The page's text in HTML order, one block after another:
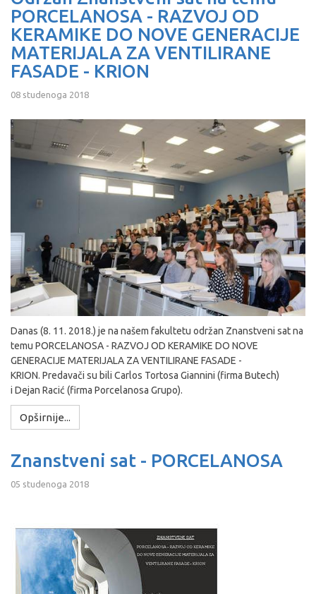
PORCELANOSA - RAZVOJ OD
KERAMIKE DO NOVE GENERACIJE
MATERIJALA ZA VENTILIRANE
FASADE - KRION
08 studenoga 2018
Danas (8. 11. 2018.) je na našem fakultetu održan Znanstveni sat na
temu PORCELANOSA - RAZVOJ OD KERAMIKE DO NOVE
GENERACIJE MATERIJALA ZA VENTILIRANE FASADE -
KRION. Predavači su bili Carlos Tortosa Giannini (firma Butech)
i Dejan Racić (firma Porcelanosa Grupo).
Opširnije...
Znanstveni sat - PORCELANOSA
05 studenoga 2018